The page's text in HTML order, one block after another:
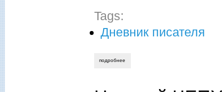
Tags:
Дневник писателя
подробнее